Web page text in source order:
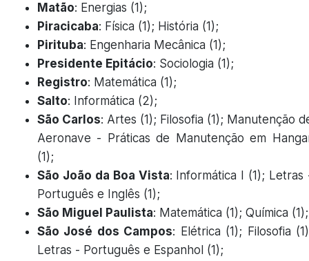
Matão: Energias (1);
Piracicaba: Física (1); História (1);
Pirituba: Engenharia Mecânica (1);
Presidente Epitácio: Sociologia (1);
Registro: Matemática (1);
Salto: Informática (2);
São Carlos: Artes (1); Filosofia (1); Manutenção
Aeronave - Práticas de Manutenção em
(1);
São João da Boa Vista: Informática I (1); Letras
Português e Inglês (1);
São Miguel Paulista: Matemática (1); Química (1);
São José dos Campos: Elétrica (1); Filosofia
Letras - Português e Espanhol (1);